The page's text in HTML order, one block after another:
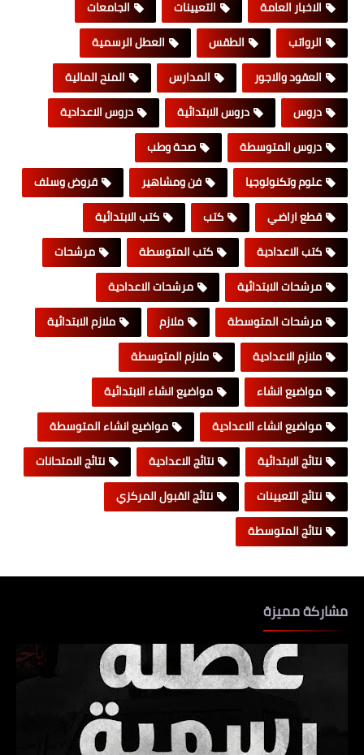
الاخبار العامة
التعيينات
الجامعات
الرواتب
الطقس
العطل الرسمية
العقود والاجور
المدارس
المنح المالية
دروس
دروس الابتدائية
دروس الاعدادية
دروس المتوسطة
صحة وطب
علوم وتكنولوجيا
فن ومشاهير
قروض وسلف
قطع اراضي
كتب
كتب الابتدائية
كتب الاعدادية
كتب المتوسطة
مرشحات
مرشحات الابتدائية
مرشحات الاعدادية
مرشحات المتوسطة
ملازم
ملازم الابتدائية
ملازم الاعدادية
ملازم المتوسطة
مواضيع انشاء
مواضيع انشاء الابتدائية
مواضيع انشاء الاعدادية
مواضيع انشاء المتوسطة
نتائج الابتدائية
نتائج الاعدادية
نتائج الامتحانات
نتائج التعيينات
نتائج القبول المركزي
نتائج المتوسطة
مشاركة مميزة